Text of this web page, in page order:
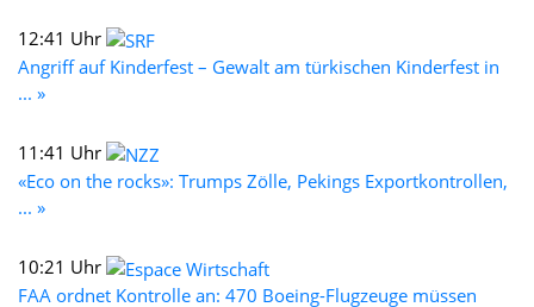
12:41 Uhr
Angriff auf Kinderfest – Gewalt am türkischen Kinderfest in
... »
11:41 Uhr
«Eco on the rocks»: Trumps Zölle, Pekings Exportkontrollen,
... »
10:21 Uhr
FAA ordnet Kontrolle an: 470 Boeing-Flugzeuge müssen